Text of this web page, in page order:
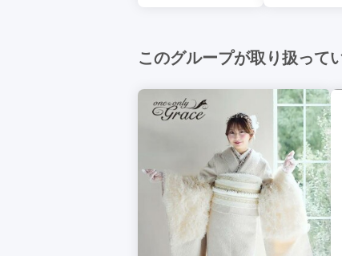
このグループが取り扱って